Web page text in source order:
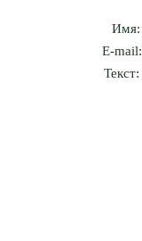
Имя:
E-mail:
Текст: